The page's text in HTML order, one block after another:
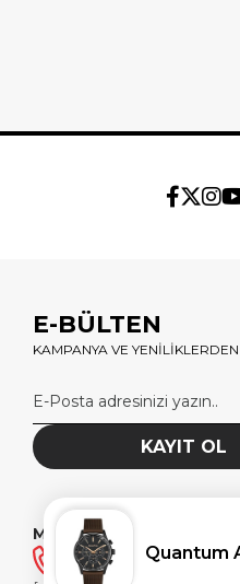
E-BÜLTEN
KAMPANYA VE
KAYIT OL
MÜŞTERİ HİZMETLERİ
(0530) 180
Quantum